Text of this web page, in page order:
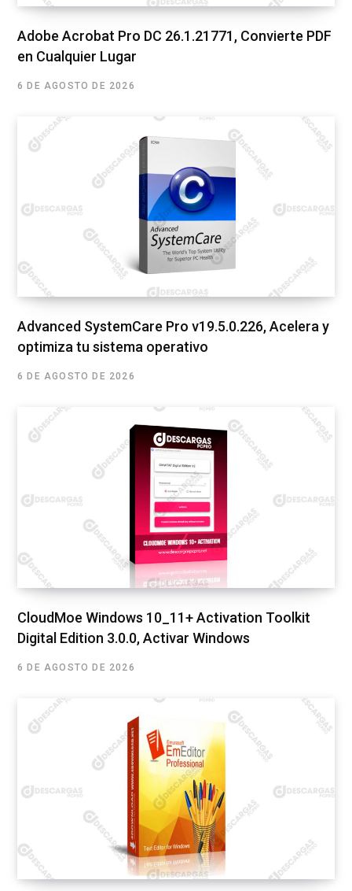
Adobe Acrobat Pro DC 26.1.21771, Convierte PDF
en Cualquier Lugar
6 DE AGOSTO DE 2026
Advanced SystemCare Pro v19.5.0.226, Acelera y
optimiza tu sistema operativo
6 DE AGOSTO DE 2026
CloudMoe Windows 10_11+ Activation Toolkit
Digital Edition 3.0.0, Activar Windows
6 DE AGOSTO DE 2026